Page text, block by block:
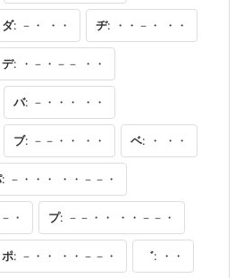
ダ: －・ ・・ ヂ: ・・－・ ・・
デ: ・－・－－ ・・
バ: －・・・ ・・
ブ: －－・・ ・・ ベ: ・ ・・
: －・・・ ・・－－・
・ プ: －－・・ ・・－－・
ポ: －・・ ・・－－・ ゛: ・・